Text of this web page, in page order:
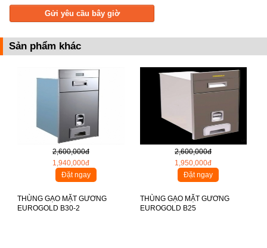
Sản phẩm khác
2,600,000đ
1,940,000đ
Đặt ngay
THÙNG GẠO MẶT GƯƠNG
EUROGOLD B30-2
2,600,000đ
1,950,000đ
Đặt ngay
THÙNG GẠO MẶT GƯƠNG
EUROGOLD B25